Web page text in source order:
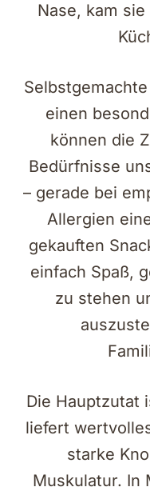
Nase, kam
einen
können die
Bedürfnisse
– gerade bei
Allergien
gekauften
einfach Spaß,
zu stehen
Die Hauptzutat
liefert
starke
Muskulatur. In